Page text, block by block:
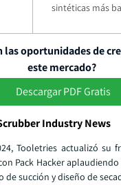
sintéticas más
las oportunidades de
este mercado?
Descargar PDF Gratis
Industry News
Tooletries actualizó su
Pack Hacker
de succión y diseño de